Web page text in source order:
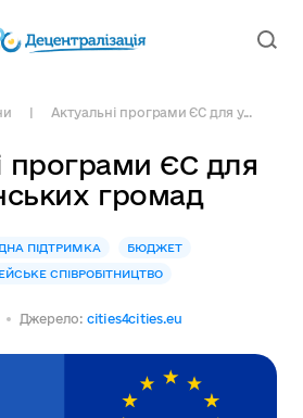
Актуальні програми ЄС для у...
програми ЄС для
громад
ПІДТРИМКА
БЮДЖЕТ
СПІВРОБІТНИЦТВО
Джерело: cities4cities.eu